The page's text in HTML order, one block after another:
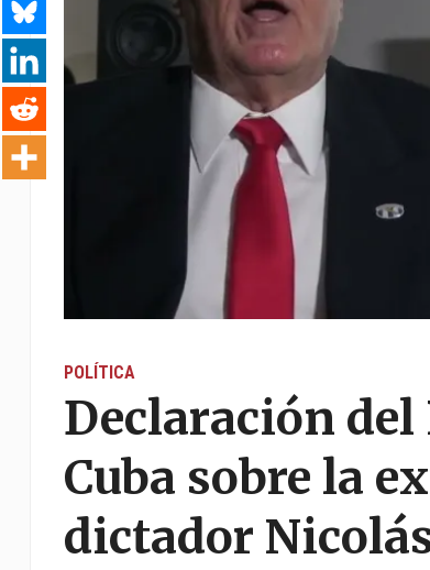
POLÍTICA
Declaración
Cuba sobre la
dictador